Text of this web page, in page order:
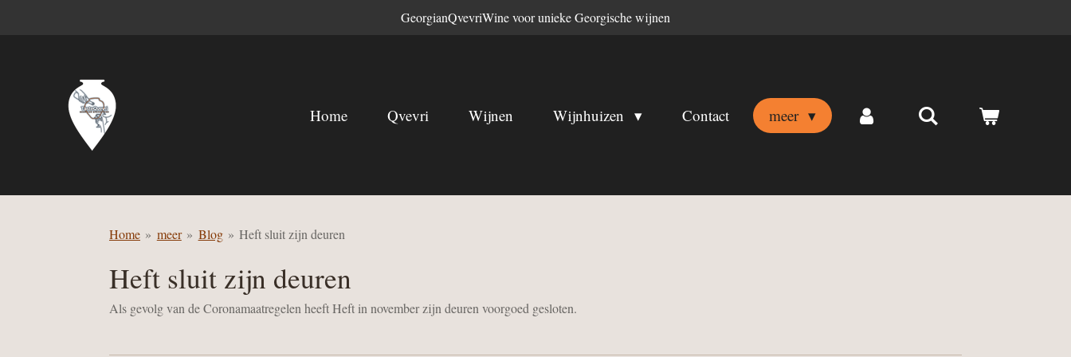
hoofdinhoud
GeorgianQvevriWine voor unieke Georgische wijnen
Home Qvevri Wijnen Wijnhuizen Contact meer
Home » meer » Blog » Heft sluit zijn deuren
Heft sluit zijn deuren
Als gevolg van de Coronamaatregelen heeft Heft in november zijn deuren voorgoed gesloten.